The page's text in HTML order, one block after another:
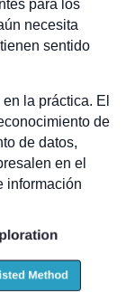
para los
necesita
sentido
la práctica. El
de
de datos,
en el
información